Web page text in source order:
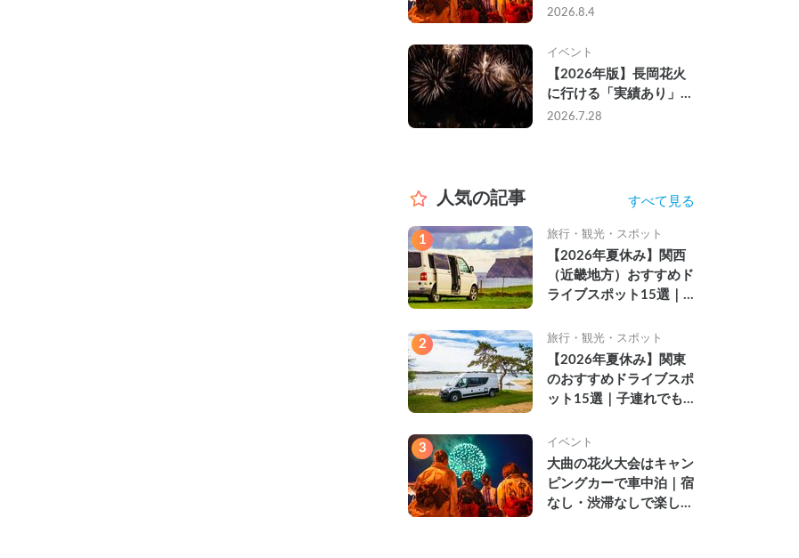
なし・渋滞なしで楽しむ
2026.8.4
イベント
【2026年版】長岡花火
に行ける「実績あり」の
キャンピングカー3選｜
2026.7.28
人気の記事 すべて見る
1 旅行・観光・スポット
【2026年夏休み】関西
（近畿地方）おすすめド
ライブスポット15選｜
名所を紹介
2 旅行・観光・スポット
【2026年夏休み】関東
のおすすめドライブスポ
ット15選｜子連れでも
ルメ・温泉を徹底解説
3 イベント
大曲の花火大会はキャン
ピングカーで車中泊｜宿
なし・渋滞なしで楽しむ